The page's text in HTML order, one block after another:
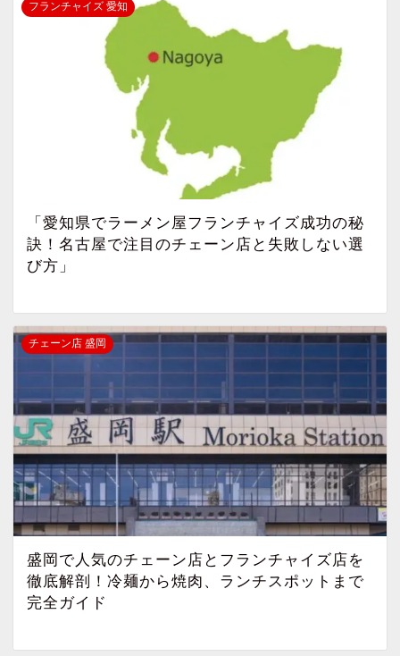
フランチャイズ 愛知
「愛知県でラーメン屋フランチャイズ成功の秘
訣！名古屋で注目のチェーン店と失敗しない選
び方」
チェーン店 盛岡
盛岡で人気のチェーン店とフランチャイズ店を
徹底解剖！冷麺から焼肉、ランチスポットまで
完全ガイド